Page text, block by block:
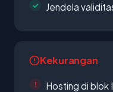
Jendela
Kekurangan
Hosting di blok